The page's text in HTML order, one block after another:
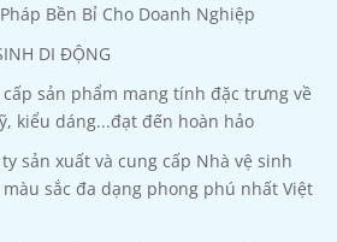
Bền Bỉ Cho Doanh Nghiệp
DI ĐỘNG
sản phẩm mang tính đặc trưng về
kiểu dáng...đạt đến hoàn hảo
sản xuất và cung cấp Nhà vệ sinh
sắc đa dạng phong phú nhất Việt